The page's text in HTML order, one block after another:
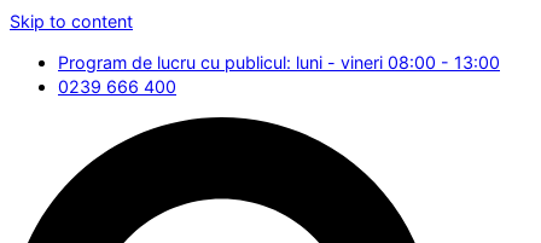
Skip to content
Program de lucru cu publicul: luni - vineri 08:00 - 13:00
0239 666 400